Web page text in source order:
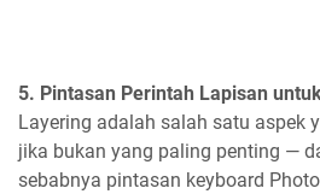
5. Pintasan Perintah Lapisan
Layering adalah salah satu aspek
jika bukan yang paling penting —
sebabnya pintasan keyboard